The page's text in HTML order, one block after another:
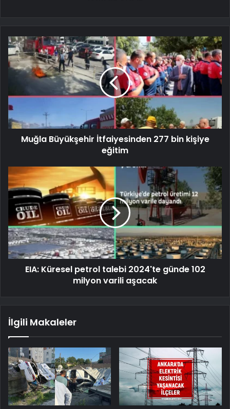
Muğla Büyükşehir İtfaiyesinden 277 bin kişiye
eğitim
EIA: Küresel petrol talebi 2024'te günde 102
milyon varili aşacak
İlgili Makaleler